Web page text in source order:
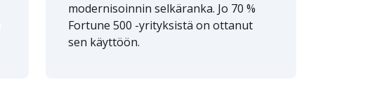
modernisoinnin selkäranka. Jo 70 %
Fortune 500 -yrityksistä on ottanut
sen käyttöön.